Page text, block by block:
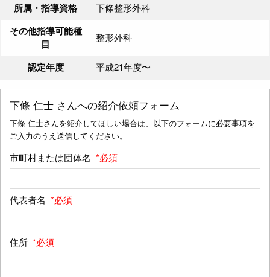
所属・指導資格 下條整形外科
その他指導可能種
目
整形外科
認定年度 平成21年度〜
下條 仁士 さんへの紹介依頼フォーム
下條 仁士さんを紹介してほしい場合は、以下のフォームに必要事項を
ご入力のうえ送信してください。
市町村または団体名 *必須
代表者名 *必須
住所 *必須